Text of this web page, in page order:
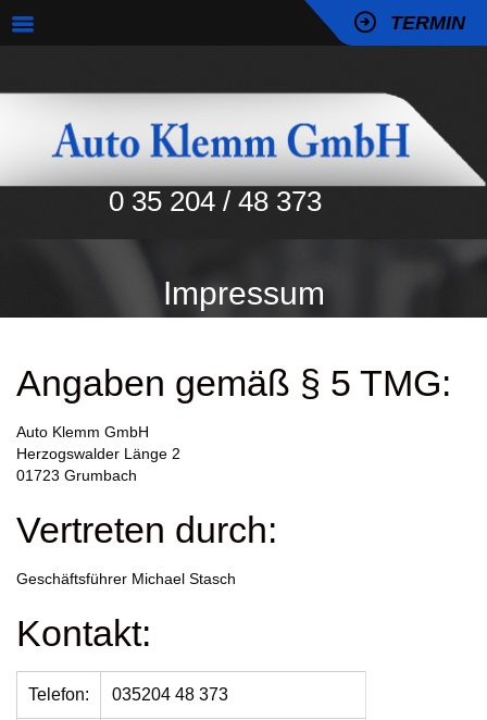
TERMIN
0 35 204 / 48 373
Impressum
Angaben gemäß § 5 TMG:
Auto Klemm GmbH
Herzogswalder Länge 2
01723 Grumbach
Vertreten durch:
Geschäftsführer Michael Stasch
Kontakt:
Telefon: 035204 48 373